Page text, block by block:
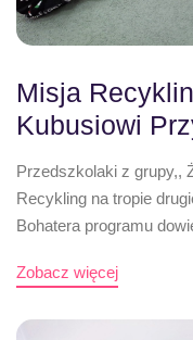
Misja
Kubusiowi
Przedszkolaki z grupy,,
Recykling na tropie
Bohatera programu
Zobacz więcej